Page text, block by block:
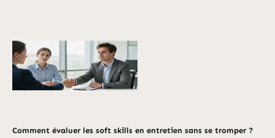
Comment évaluer les soft skills en entretien sans se tromper ?